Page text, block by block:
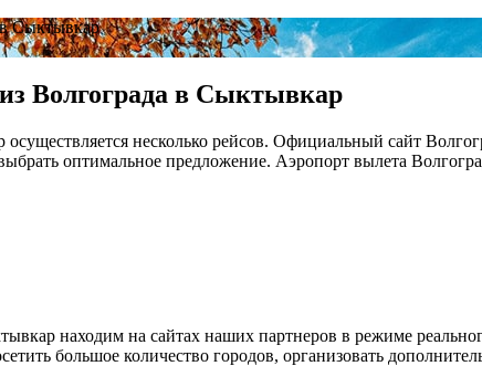
Сыктывкар
Волгограда в Сыктывкар
несколько рейсов. Официальный сайт
оптимальное предложение. Аэропорт вылета
находим на сайтах наших партнеров в режиме
большое количество городов, организовать